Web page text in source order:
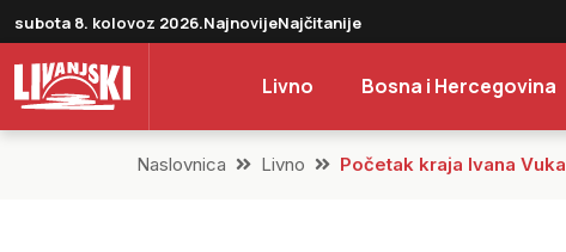
subota 8. kolovoz 2026.NajnovijeNajčitanije
Livno Bosna i Hercegovina
Naslovnica Livno Početak kraja Ivana